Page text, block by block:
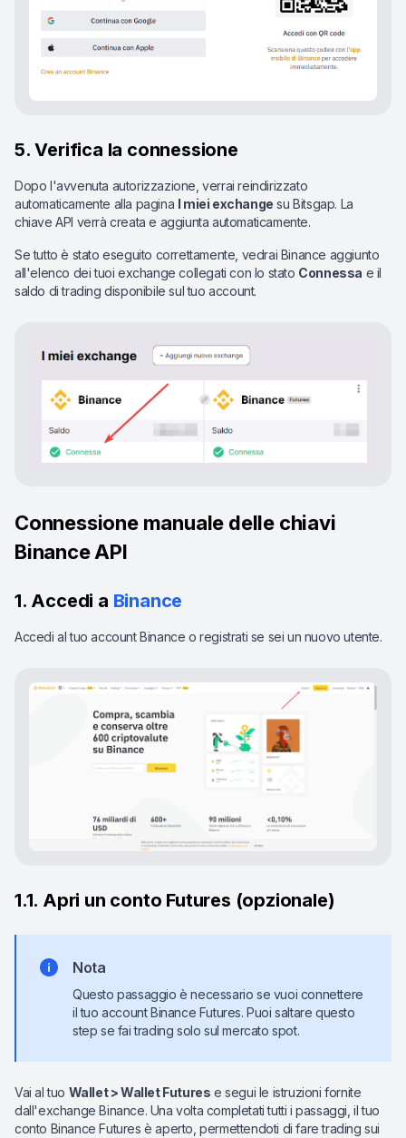
5. Verifica la connessione
Dopo l'avvenuta autorizzazione, verrai reindirizzato
automaticamente alla pagina I miei exchange su Bitsgap. La
chiave API verrà creata e aggiunta automaticamente.
Se tutto è stato eseguito correttamente, vedrai Binance aggiunto
all'elenco dei tuoi exchange collegati con lo stato Connessa e il
saldo di trading disponibile sul tuo account.
Connessione manuale delle chiavi
Binance API
1. Accedi a Binance
Accedi al tuo account Binance o registrati se sei un nuovo utente.
1.1. Apri un conto Futures (opzionale)
Nota
Questo passaggio è necessario se vuoi connettere
il tuo account Binance Futures. Puoi saltare questo
step se fai trading solo sul mercato spot.
Vai al tuo Wallet >Wallet Futures e segui le istruzioni fornite
dall'exchange Binance. Una volta completati tutti i passaggi, il tuo
conto Binance Futures è aperto, permettendoti di fare trading sui